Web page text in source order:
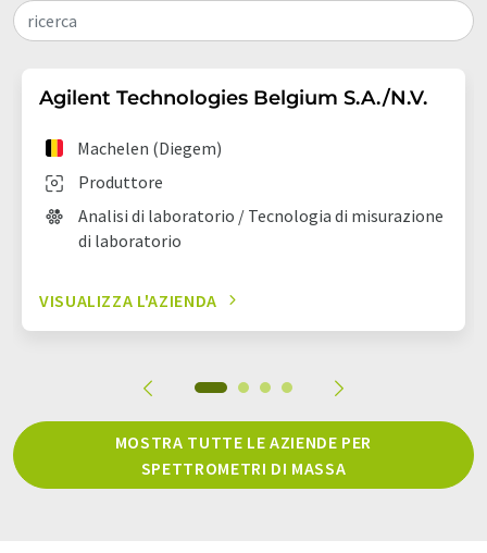
ricerca
Agilent Technologies Belgium S.A./N.V.
Produttore
Machelen (Diegem)
Analisi di laboratorio / Tecnologia di misurazione
di laboratorio
VISUALIZZA L'AZIENDA
MOSTRA TUTTE LE AZIENDE PER
SPETTROMETRI DI MASSA